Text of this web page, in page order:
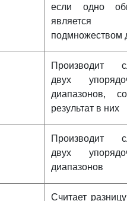
если одно
является
подмножеством
Производит
двух
диапазонов,
результат в них
Производит
двух
диапазонов
Считает